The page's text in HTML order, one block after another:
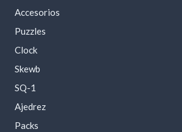
Accesorios
Puzzles
Clock
Skewb
SQ-1
Ajedrez
Packs